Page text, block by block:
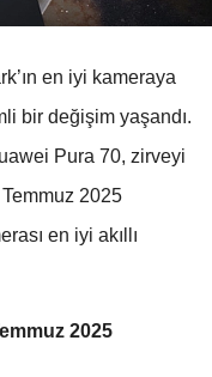
en iyi kameraya
bir değişim yaşandı.
Pura 70, zirveyi
2025
en iyi akıllı
2025